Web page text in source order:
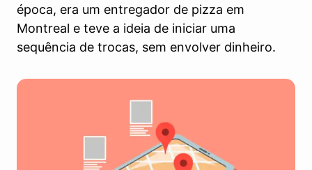
época, era um entregador de pizza em
Montreal e teve a ideia de iniciar uma
sequência de trocas, sem envolver dinheiro.